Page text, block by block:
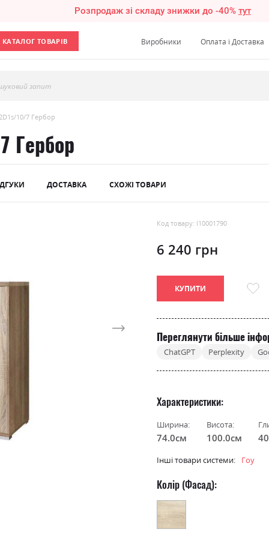
Розпродаж зі складу знижки до -40% тут
КАТАЛОГ ТОВАРІВ Виробники Оплата і Доставка
запит
10/7 Гербор
Гербор
ДОСТАВКА СХОЖІ ТОВАРИ
Код товару: l10001790
6 240 грн
КУПИТИ
Переглянути більше
ChatGPT Perplexity
Характеристики
Ширина:
74.0см
Висота:
100.0см
Інші товари системи: Гоу
Колір (Фасад):